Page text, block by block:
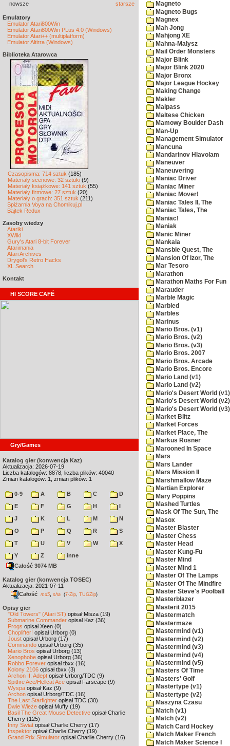
nowsze starsze
Emulatory
Emulator Atari800Win
Emulator Atari800Win PLus 4.0 (Windows)
Emulator Atari++ (multiplatform)
Emulator Altirra (Windows)
Biblioteka Atarowca
Czasopisma: 714 sztuk (185)
Materiały scenowe: 32 sztuki (9)
Materiały książkowe: 141 sztuk (55)
Materiały firmowe: 27 sztuk (20)
Materiały o grach: 351 sztuk (211)
Spiżarnia Voya na Chomikuj.pl
Bajtek Redux
Zasoby wiedzy
Atariki
XWiki
Gury's Atari 8-bit Forever
Atarimania
Atari Archives
Drygol's Retro Hacks
XL Search
Kontakt
HI SCORE CAFÉ
Gry/Games
Katalog gier (konwencja Kaz)
Aktualizacja: 2026-07-19
Liczba katalogów: 8878, liczba plików: 40040
Zmian katalogów: 1, zmian plików: 1
0-9 A B C
D
E
F G H
I
J
K L M
N
O
P Q R
S
T
U V W
X
Y
Z
inne
Całość 3074 MB
Katalog gier (konwencja TOSEC)
Aktualizacja: 2021-07-11
Całość md5 sha (7-Zip TUGZip)
Opisy gier
"Old Towers" (Atari ST) opisał Misza (19)
Submarine Commander opisał Kaz (36)
Frogs opisał Xeen (0)
Choplifter! opisał Urborg (0)
Joust opisał Urborg (17)
Commando opisał Urborg (35)
Mario Bros opisał Urborg (13)
Xenophobe opisał Urborg (36)
Robbo Forever opisał tbxx (16)
Kolony 2106 opisał tbxx (3)
Archon II: Adept opisał Urborg/TDC (9)
Spitfire Ace/Hellcat Ace opisał Farscape (9)
Wyspa opisał Kaz (9)
Archon opisał Urborg/TDC (16)
The Last Starfighter opisał TDC (30)
Dwie Wieże opisał Muffy (19)
Basil The Great Mouse Detective opisał Charlie
Cherry (125)
Inny Świat opisał Charlie Cherry (17)
Inspektor opisał Charlie Cherry (19)
Grand Prix Simulator opisał Charlie Cherry (16)
Magneto
Magneto Bugs
Magnex
Mah Jong
Mahjong XE
Mahna-Malysz
Mail Order Monsters
Major Blink
Major Blink 2020
Major Bronx
Major League Hockey
Making Change
Makler
Malpass
Maltese Chicken
Mamowy Boulder Dash
Man-Up
Management Simulator
Mancuna
Mandarinov Hlavolam
Maneuver
Maneuvering
Maniac Driver
Maniac Miner
Maniac Mover!
Maniac Tales II, The
Maniac Tales, The
Maniac!
Maniak
Manic Miner
Mankala
Mansbie Quest, The
Mansion Of Izor, The
Mar Tesoro
Marathon
Marathon Maths For Fun
Marauder
Marble Magic
Marbled
Marbles
Marinus
Mario Bros. (v1)
Mario Bros. (v2)
Mario Bros. (v3)
Mario Bros. 2007
Mario Bros. Arcade
Mario Bros. Encore
Mario Land (v1)
Mario Land (v2)
Mario's Desert World (v1)
Mario's Desert World (v2)
Mario's Desert World (v3)
Market Blitz
Market Forces
Market Place, The
Markus Rosner
Marooned In Space
Mars
Mars Lander
Mars Mission II
Marshmallow Maze
Martian Explorer
Mary Poppins
Mashed Turtles
Mask Of The Sun, The
Masox
Master Blaster
Master Chess
Master Head
Master Kung-Fu
Master Mind
Master Mind 1
Master Of The Lamps
Master Of The Mindfire
Master Steve's Poolball
Masterblazer
Masterit 2015
Mastermatch
Mastermaze
Mastermind (v1)
Mastermind (v2)
Mastermind (v3)
Mastermind (v4)
Mastermind (v5)
Masters Of Time
Masters' Golf
Mastertype (v1)
Mastertype (v2)
Maszyna Czasu
Match (v1)
Match (v2)
Match Card Hockey
Match Maker French
Match Maker Science I